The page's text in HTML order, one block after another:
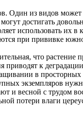
Один из видов может
достигать
использовать их
при прививке
что растение
к
в
экземпляров
весной с трудом
потери влаги